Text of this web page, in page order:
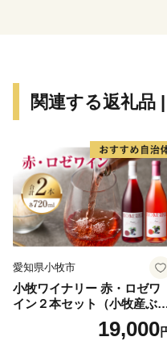
す。
・寄附者住所とお礼品
でお品を受け取る方に対
前にご連絡ください。
（「寄附した覚えがない
のお問い合わせがしばし
がございます。
・日出町にお住まいの方
関連する返礼品
愛知県小牧市
小牧ワイナリー 赤・ロゼワ
イン２本セット（小牧産ぶ
19,000